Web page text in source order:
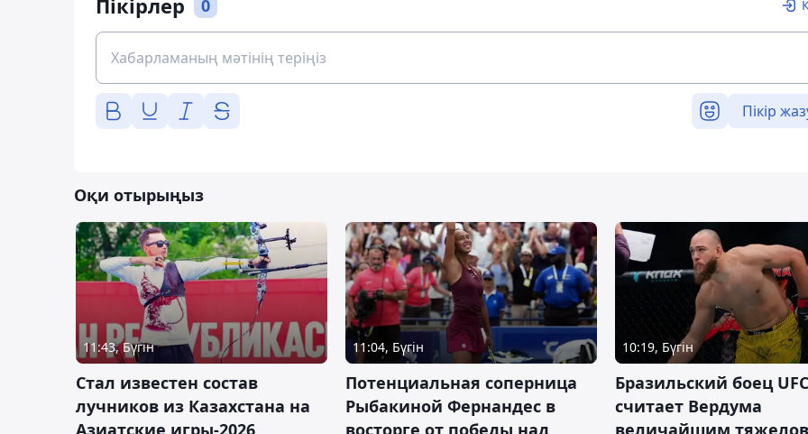
0
Пікір
Оқи отырыңыз
11:43, Бүгін
Стал известен состав
лучников из Казахстана на
Азиатские игры-2026
11:04, Бүгін
Потенциальная соперница
Рыбакиной Фернандес в
восторге от победы над
10:19, Бүгін
Бразильский боец
считает Вердума
величайшим